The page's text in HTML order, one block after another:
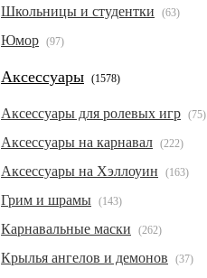
Школьницы и студентки (63)
Юмор (97)
Аксессуары (1578)
Аксессуары для ролевых игр (75)
Аксессуары на карнавал (222)
Аксессуары на Хэллоуин (163)
Грим и шрамы (143)
Карнавальные маски (262)
Крылья ангелов и демонов (37)